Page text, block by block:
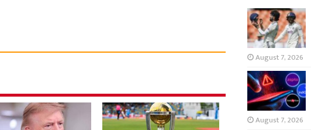
August 7, 2026
August 7, 2026